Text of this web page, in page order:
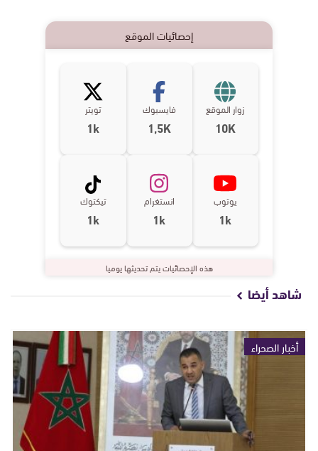
إحصائيات الموقع
زوار الموقع
10K
فايسبوك
1,5K
تويتر
1k
يوتوب
1k
انستغرام
1k
تيكتوك
1k
هذه الإحصائيات يتم تحديثها يوميا
شاهد أيضا
أخبار الصحراء